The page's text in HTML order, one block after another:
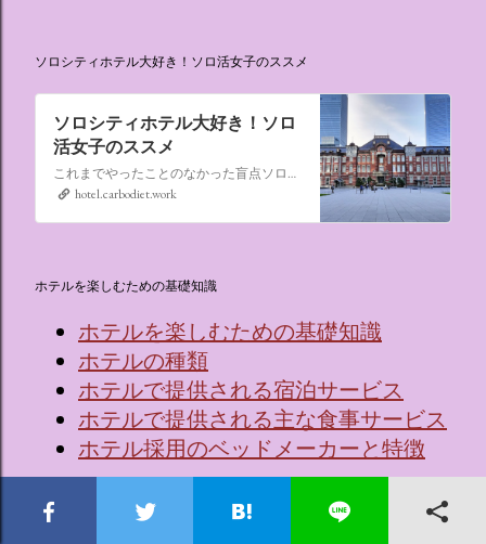
ソロシティホテル大好き！ソロ活女子のススメ
ソロシティホテル大好き！ソロ
活女子のススメ
これまでやったことのなかった盲点ソロ活、“なんでもない日にシティホテルに泊まる”。ソロ活女子のススメ,ソロシティホテル
hotel.carbodiet.work
ホテルを楽しむための基礎知識
ホテルを楽しむための基礎知識
ホテルの種類
ホテルで提供される宿泊サービス
ホテルで提供される主な食事サービス
ホテル採用のベッドメーカーと特徴
ホテルでワインを楽しむための基礎知識